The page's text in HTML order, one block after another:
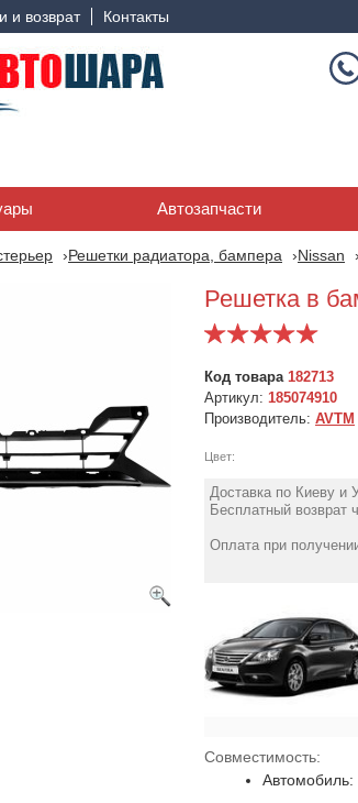
и возврат Контакты
Автозапчасти
Решетки радиатора, бампера Nissan
Решетка в
Код товара 182713
Артикул: 185074910
Производитель: AVTM
Цвет:
Доставка по Киеву и
Бесплатный возврат
Оплата при
Совместимость:
Автомобиль: